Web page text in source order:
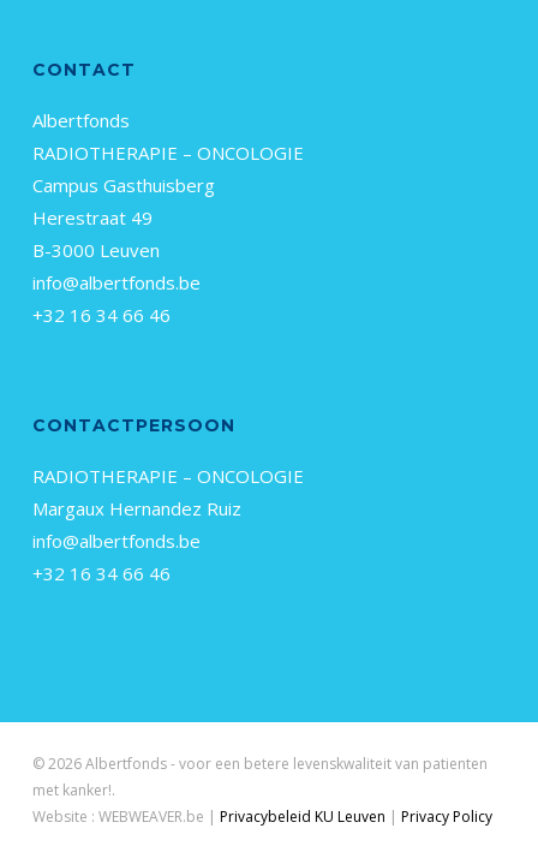
CONTACT
Albertfonds
RADIOTHERAPIE – ONCOLOGIE
Campus Gasthuisberg
Herestraat 49
B-3000 Leuven
info@albertfonds.be
+32 16 34 66 46
CONTACTPERSOON
RADIOTHERAPIE – ONCOLOGIE
Margaux Hernandez Ruiz
info@albertfonds.be
+32 16 34 66 46
© 2026 Albertfonds - voor een betere levenskwaliteit van patienten
met kanker!.
Website : WEBWEAVER.be | Privacybeleid KU Leuven | Privacy Policy